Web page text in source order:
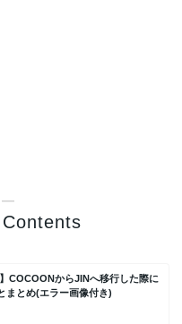
―
】COCOONからJINへ移行した際に
まとめ(エラー画像付き)